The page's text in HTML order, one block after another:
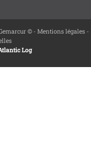
© - Mentions légales -
Log